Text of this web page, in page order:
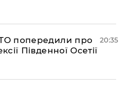
попередили про
Південної Осетії
20:35